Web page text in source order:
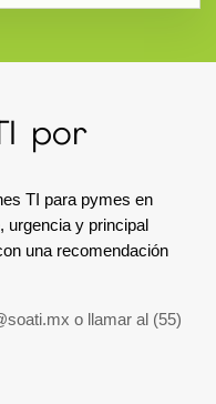
por
TI para pymes en
urgencia y principal
una recomendación
o llamar al (55)